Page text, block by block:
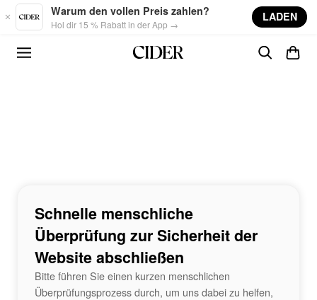
Skip to main content
Warum den vollen Preis zahlen?
Hol dir 15 % Rabatt in der App →
LADEN
Schnelle menschliche
Überprüfung zur Sicherheit der
Website abschließen
Bitte führen Sie einen kurzen menschlichen
Überprüfungsprozess durch, um uns dabei zu helfen,